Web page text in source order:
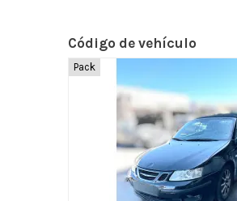
Código de vehículo
Pack